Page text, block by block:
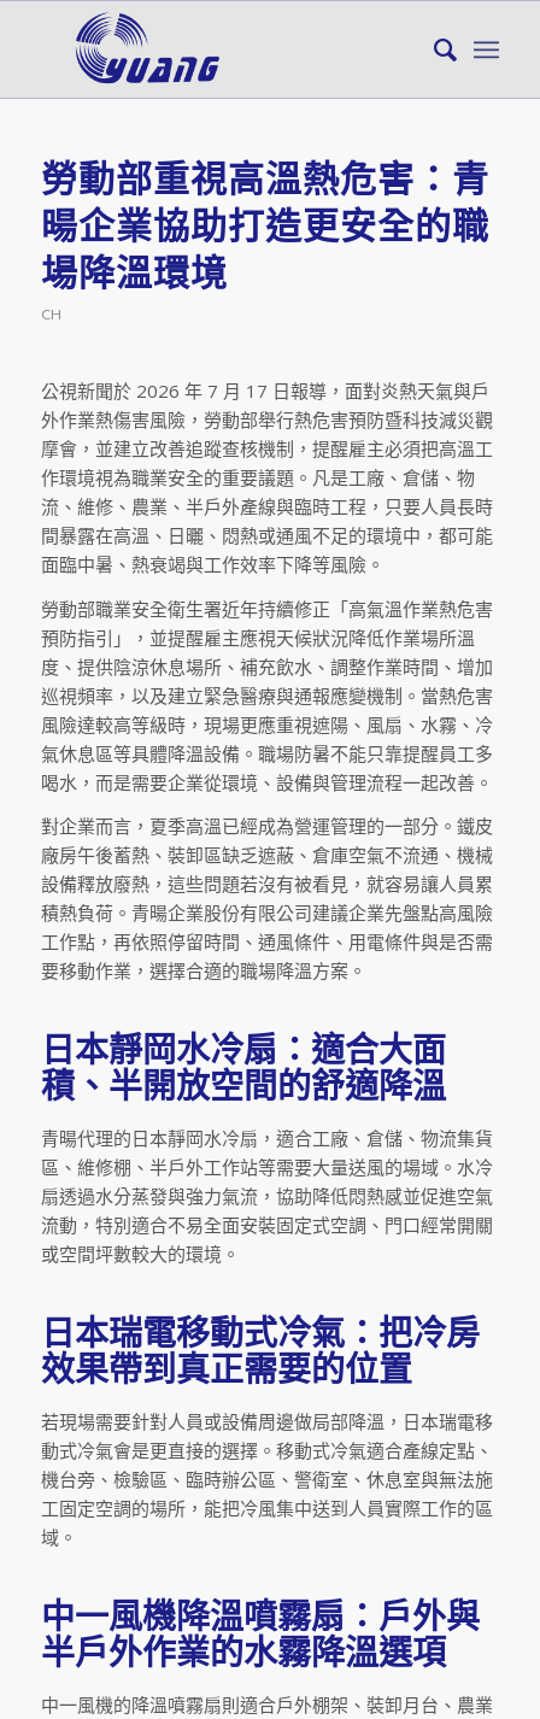
勞動部重視高溫熱危害：青
暘企業協助打造更安全的職
場降溫環境
CH
公視新聞於 2026 年 7 月 17 日報導，面對炎熱天氣與戶
外作業熱傷害風險，勞動部舉行熱危害預防暨科技減災觀
摩會，並建立改善追蹤查核機制，提醒雇主必須把高溫工
作環境視為職業安全的重要議題。凡是工廠、倉儲、物
流、維修、農業、半戶外產線與臨時工程，只要人員長時
間暴露在高溫、日曬、悶熱或通風不足的環境中，都可能
面臨中暑、熱衰竭與工作效率下降等風險。
勞動部職業安全衛生署近年持續修正「高氣溫作業熱危害
預防指引」，並提醒雇主應視天候狀況降低作業場所溫
度、提供陰涼休息場所、補充飲水、調整作業時間、增加
巡視頻率，以及建立緊急醫療與通報應變機制。當熱危害
風險達較高等級時，現場更應重視遮陽、風扇、水霧、冷
氣休息區等具體降溫設備。職場防暑不能只靠提醒員工多
喝水，而是需要企業從環境、設備與管理流程一起改善。
對企業而言，夏季高溫已經成為營運管理的一部分。鐵皮
廠房午後蓄熱、裝卸區缺乏遮蔽、倉庫空氣不流通、機械
設備釋放廢熱，這些問題若沒有被看見，就容易讓人員累
積熱負荷。青暘企業股份有限公司建議企業先盤點高風險
工作點，再依照停留時間、通風條件、用電條件與是否需
要移動作業，選擇合適的職場降溫方案。
日本靜岡水冷扇：適合大面
積、半開放空間的舒適降溫
青暘代理的日本靜岡水冷扇，適合工廠、倉儲、物流集貨
區、維修棚、半戶外工作站等需要大量送風的場域。水冷
扇透過水分蒸發與強力氣流，協助降低悶熱感並促進空氣
流動，特別適合不易全面安裝固定式空調、門口經常開關
或空間坪數較大的環境。
日本瑞電移動式冷氣：把冷房
效果帶到真正需要的位置
若現場需要針對人員或設備周邊做局部降溫，日本瑞電移
動式冷氣會是更直接的選擇。移動式冷氣適合產線定點、
機台旁、檢驗區、臨時辦公區、警衛室、休息室與無法施
工固定空調的場所，能把冷風集中送到人員實際工作的區
域。
中一風機降溫噴霧扇：戶外與
半戶外作業的水霧降溫選項
中一風機的降溫噴霧扇則適合戶外棚架、裝卸月台、農業